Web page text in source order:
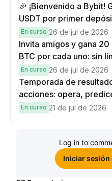
🎉 ¡Bienvenido a Bybit!
USDT por primer
hasta 9,999 USDT en
recompensas
En curso 26 de jul de 2026
Invita amigos y gana 20
BTC por cada uno: sin
En curso 26 de jul de 2026
Temporada de
acciones: opera,
una Cybertruck.
En curso 21 de jul de 2026
Log in to
Iniciar sesión